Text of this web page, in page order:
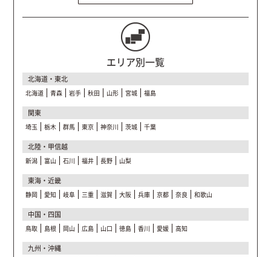
エリア別一覧
北海道・東北
北海道 青森 岩手 秋田 山形 宮城 福島
関東
埼玉 栃木 群馬 東京 神奈川 茨城 千葉
北陸・甲信越
新潟 富山 石川 福井 長野 山梨
東海・近畿
静岡 愛知 岐阜 三重 滋賀 大阪 兵庫 京都 奈良 和歌山
中国・四国
鳥取 島根 岡山 広島 山口 徳島 香川 愛媛 高知
九州・沖縄